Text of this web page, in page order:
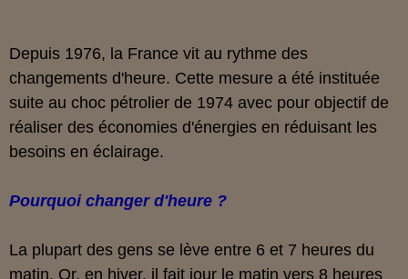
Depuis 1976, la France vit au rythme des
changements d'heure. Cette mesure a été instituée
suite au choc pétrolier de 1974 avec pour objectif de
réaliser des économies d'énergies en réduisant les
besoins en éclairage.
Pourquoi changer d'heure ?
La plupart des gens se lève entre 6 et 7 heures du
matin. Or, en hiver, il fait jour le matin vers 8 heures